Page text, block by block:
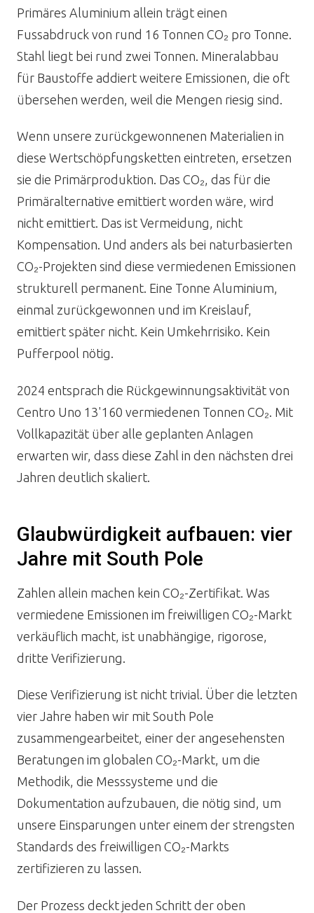
Primäres Aluminium allein trägt einen
Fussabdruck von rund 16 Tonnen CO₂ pro Tonne.
Stahl liegt bei rund zwei Tonnen. Mineralabbau
für Baustoffe addiert weitere Emissionen, die oft
übersehen werden, weil die Mengen riesig sind.
Wenn unsere zurückgewonnenen Materialien in
diese Wertschöpfungsketten eintreten, ersetzen
sie die Primärproduktion. Das CO₂, das für die
Primäralternative emittiert worden wäre, wird
nicht emittiert. Das ist Vermeidung, nicht
Kompensation. Und anders als bei naturbasierten
CO₂-Projekten sind diese vermiedenen Emissionen
strukturell permanent. Eine Tonne Aluminium,
einmal zurückgewonnen und im Kreislauf,
emittiert später nicht. Kein Umkehrrisiko. Kein
Pufferpool nötig.
2024 entsprach die Rückgewinnungsaktivität von
Centro Uno 13'160 vermiedenen Tonnen CO₂. Mit
Vollkapazität über alle geplanten Anlagen
erwarten wir, dass diese Zahl in den nächsten drei
Jahren deutlich skaliert.
Glaubwürdigkeit aufbauen: vier
Jahre mit South Pole
Zahlen allein machen kein CO₂-Zertifikat. Was
vermiedene Emissionen im freiwilligen CO₂-Markt
verkäuflich macht, ist unabhängige, rigorose,
dritte Verifizierung.
Diese Verifizierung ist nicht trivial. Über die letzten
vier Jahre haben wir mit South Pole
zusammengearbeitet, einer der angesehensten
Beratungen im globalen CO₂-Markt, um die
Methodik, die Messsysteme und die
Dokumentation aufzubauen, die nötig sind, um
unsere Einsparungen unter einem der strengsten
Standards des freiwilligen CO₂-Markts
zertifizieren zu lassen.
Der Prozess deckt jeden Schritt der oben